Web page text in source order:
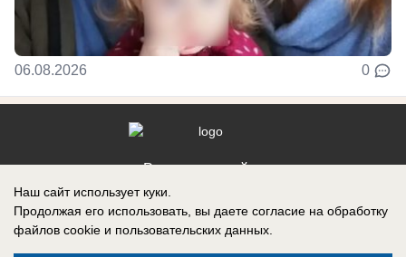
06.08.2026 0
Реклама на сайте
Наш сайт использует куки.
Продолжая его использовать, вы даете согласие на обработку
файлов cookie и пользовательских данных.